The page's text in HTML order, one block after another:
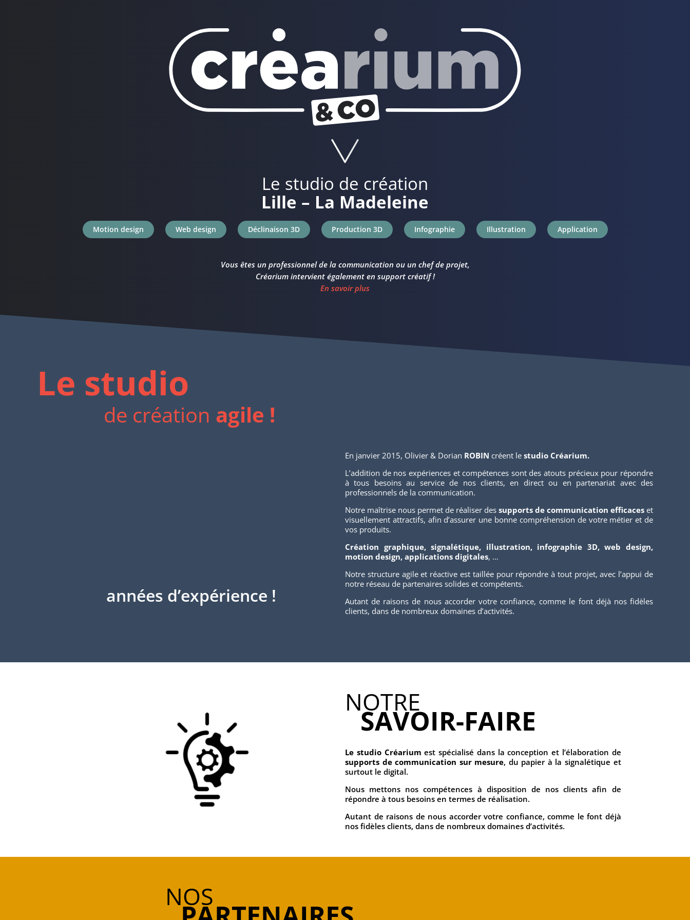
Le studio de création
Lille – La Madeleine
Motion design Web design Déclinaison 3D Production 3D Infographie Illustration Application
Vous êtes un professionnel de la communication ou un chef de projet,
Créarium intervient également en support créatif !
En savoir plus
Le studio
de création agile !
années d’expérience !
En janvier 2015, Olivier & Dorian ROBIN créent le studio Créarium.
L’addition de nos expériences et compétences sont des atouts précieux pour répondre
à tous besoins au service de nos clients, en direct ou en partenariat avec des
professionnels de la communication.
Notre maîtrise nous permet de réaliser des supports de communication efficaces et
visuellement attractifs, afin d’assurer une bonne compréhension de votre métier et de
vos produits.
Création graphique, signalétique, illustration, infographie 3D, web design,
motion design, applications digitales, …
Notre structure agile et réactive est taillée pour répondre à tout projet, avec l’appui de
notre réseau de partenaires solides et compétents.
Autant de raisons de nous accorder votre confiance, comme le font déjà nos fidèles
clients, dans de nombreux domaines d’activités.
NOTRE
SAVOIR-FAIRE
Le studio Créarium est spécialisé dans la conception et l’élaboration de
supports de communication sur mesure, du papier à la signalétique et
surtout le digital.
Nous mettons nos compétences à disposition de nos clients afin de
répondre à tous besoins en termes de réalisation.
Autant de raisons de nous accorder votre confiance, comme le font déjà
nos fidèles clients, dans de nombreux domaines d’activités.
NOS